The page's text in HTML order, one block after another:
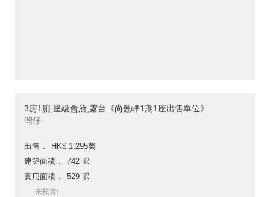
3房1廁,星級會所,露台《尚翹峰1期1座出售單位》
灣仔
出售
HK$ 1,295萬
建築面積
742 呎
實用面積
529 呎
[未核實]